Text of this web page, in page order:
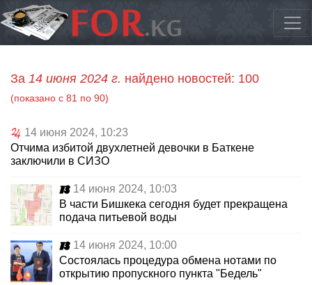
За 14 июня 2024 г. найдено новостей: 100
(показано с 81 по 90)
14 июня 2024, 10:23
Отчима избитой двухлетней девочки в Баткене
заключили в СИЗО
14 июня 2024, 10:03
В части Бишкека сегодня будет прекращена
подача питьевой воды
14 июня 2024, 10:00
Состоялась процедура обмена нотами по
открытию пропускного пункта "Бедель"